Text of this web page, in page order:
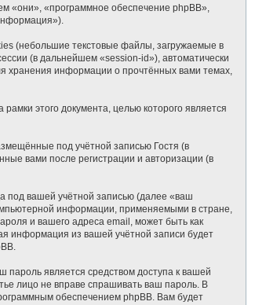
«они», «программное обеспечение phpBB»,
(небольшие текстовые файлы, загружаемые в
(в дальнейшем «session-id»), автоматически
хранения информации о прочтённых вами темах,
этого документа, целью которого является
под учётной записью Гостя (в
вами после регистрации и авторизации (в
под вашей учётной записью (далее «ваш
информации, применяемыми в стране,
и вашего адреса email, может быть как
информация из вашей учётной записи будет
является средством доступа к вашей
лицо не вправе спрашивать ваш пароль. В
обеспечением phpBB. Вам будет